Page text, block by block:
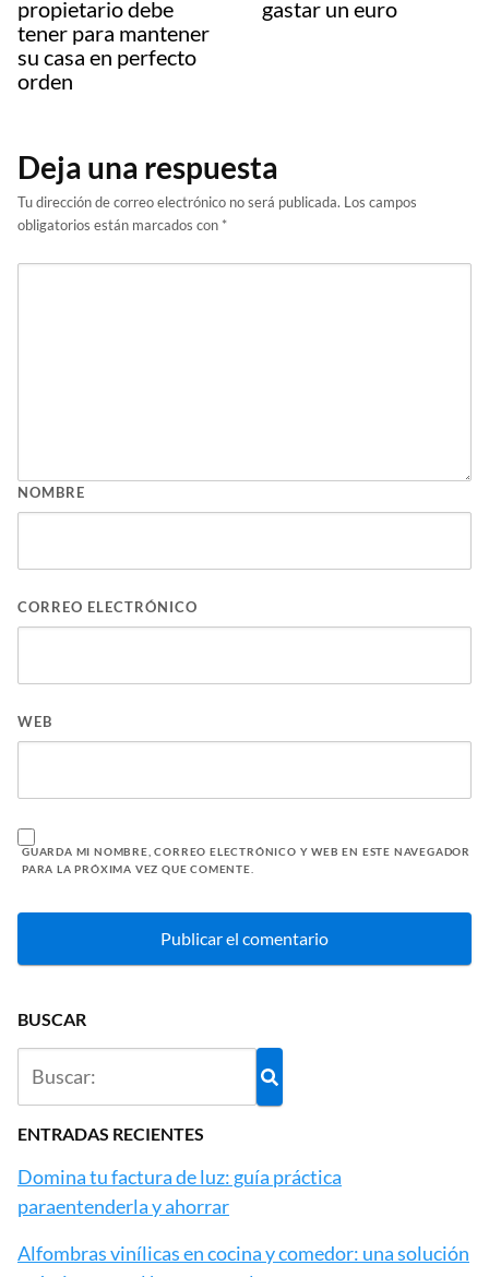
propietario debe
tener para mantener
su casa en perfecto
orden
gastar un euro
Deja una respuesta
Tu dirección de correo electrónico no será publicada. Los campos
obligatorios están marcados con *
NOMBRE
CORREO ELECTRÓNICO
WEB
GUARDA MI NOMBRE, CORREO ELECTRÓNICO Y WEB EN ESTE NAVEGADOR
PARA LA PRÓXIMA VEZ QUE COMENTE.
BUSCAR
ENTRADAS RECIENTES
Domina tu factura de luz: guía práctica
paraentenderla y ahorrar
Alfombras vinílicas en cocina y comedor: una solución